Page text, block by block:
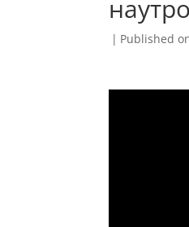
наутро
| Published